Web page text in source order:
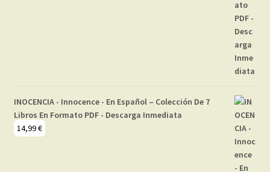
INOCENCIA - Innocence - En Español – Colección De 7
Libros En Formato PDF - Descarga Inmediata
14,99€